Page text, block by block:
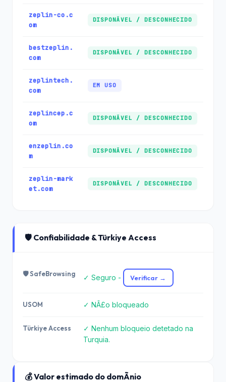
zeplin-co.c
om
DISPONÃ­VEL / DESCONHECIDO
bestzeplin.
com
DISPONÃ­VEL / DESCONHECIDO
zeplintech.
com
EM USO
zeplincep.c
om
DISPONÃ­VEL / DESCONHECIDO
enzeplin.co
m
DISPONÃ­VEL / DESCONHECIDO
zeplin-mark
et.com
DISPONÃ­VEL / DESCONHECIDO
🛡️ Confiabilidade & Türkiye Access
🛡️ SafeBrowsing ✓ Seguro - Verificar →
USOM ✓ NÃ£o bloqueado
Türkiye Access
✓ Nenhum bloqueio detetado na
Turquia.
💰 Valor estimado do domÃ­nio